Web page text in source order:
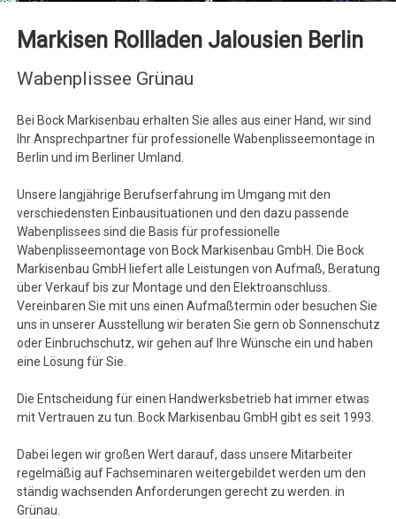
Markisen Rollladen Jalousien Berlin
Wabenplissee Grünau
Bei Bock Markisenbau erhalten Sie alles aus einer Hand, wir sind
Ihr Ansprechpartner für professionelle Wabenplisseemontage in
Berlin und im Berliner Umland.
Unsere langjährige Berufserfahrung im Umgang mit den
verschiedensten Einbausituationen und den dazu passende
Wabenplissees sind die Basis für professionelle
Wabenplisseemontage von Bock Markisenbau GmbH. Die Bock
Markisenbau GmbH liefert alle Leistungen von Aufmaß, Beratung
über Verkauf bis zur Montage und den Elektroanschluss.
Vereinbaren Sie mit uns einen Aufmaßtermin oder besuchen Sie
uns in unserer Ausstellung wir beraten Sie gern ob Sonnenschutz
oder Einbruchschutz, wir gehen auf Ihre Wünsche ein und haben
eine Lösung für Sie.
Die Entscheidung für einen Handwerksbetrieb hat immer etwas
mit Vertrauen zu tun. Bock Markisenbau GmbH gibt es seit 1993.
Dabei legen wir großen Wert darauf, dass unsere Mitarbeiter
regelmäßig auf Fachseminaren weitergebildet werden um den
ständig wachsenden Anforderungen gerecht zu werden. in
Grünau.